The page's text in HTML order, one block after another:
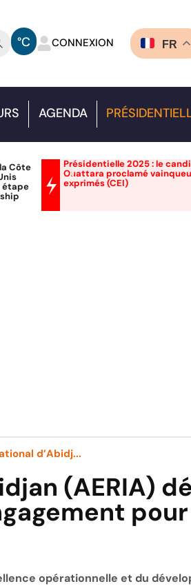
°C CONNEXION FR
AGENDA
Côte
étape
Présidentielle 2025 : le
Ouattara proclamé
exprimés (CEI)
d’Abidj...
(AERIA)
opérationnelle et du